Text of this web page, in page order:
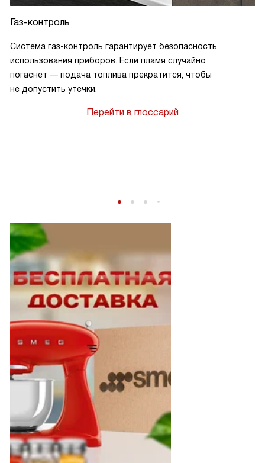
Газ-контроль
Система газ-контроль гарантирует безопасность
использования приборов. Если пламя случайно
погаснет — подача топлива прекратится, чтобы
не допустить утечки.
Перейти в глоссарий